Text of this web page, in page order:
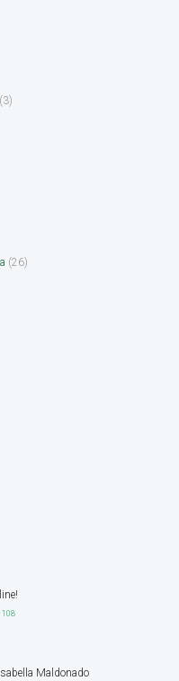
(3)
(26)
108
Maldonado